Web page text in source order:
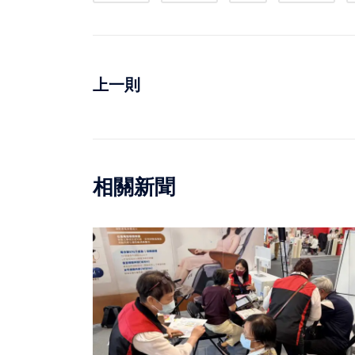
上一則
相關新聞